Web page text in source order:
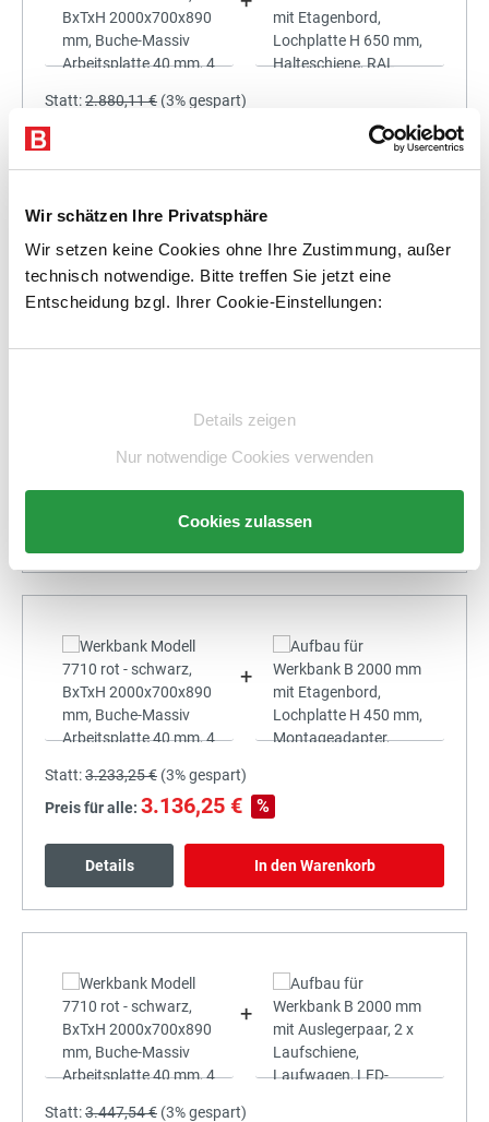
Wir schätzen Ihre Privatsphäre
Wir setzen keine Cookies ohne Ihre Zustimmung, außer
technisch notwendige. Bitte treffen Sie jetzt eine
Entscheidung bzgl. Ihrer Cookie-Einstellungen:
Details zeigen
Nur notwendige Cookies verwenden
Cookies zulassen
Statt:2.880,11 € (3%gespart)
Preis für alle:
2.961,65 € %
In den Warenkorb
+
Statt:3.233,25 € (3%gespart)
Preis für alle: 3.136,25 € %
Details In den Warenkorb
+
Statt:3.447,54 € (3%gespart)